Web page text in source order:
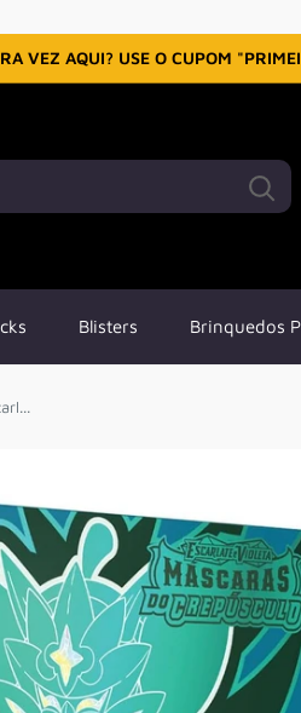
VEZ AQUI? USE O CUPOM
Blisters Brinquedos